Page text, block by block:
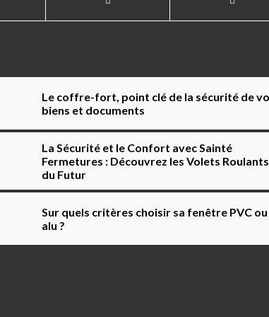
Le coffre-fort, point clé de la sécurité de
biens et documents
La Sécurité et le Confort avec Sainté
Fermetures : Découvrez les Volets Roulants
du Futur
Sur quels critères choisir sa fenêtre PVC ou
alu ?